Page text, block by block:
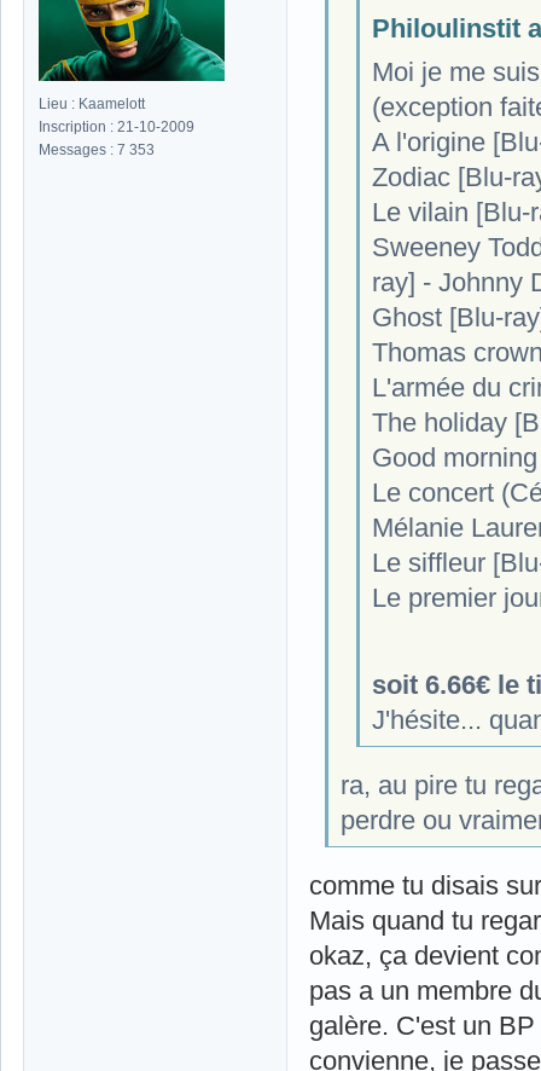
Lieu : Kaamelott
Inscription : 21-10-2009
Messages : 7 353
Philoulinstit
Moi je me
(exception
A l'origine
Zodiac [Blu-
Le vilain [Blu-
Sweeney
ray] - Johnny
Ghost [Blu-
Thomas
L'armée du
The holiday
Good
Le concert
Mélanie
Le siffleur
Le premier
soit 6.66€ le
J'hésite...
ra, au pire tu
perdre ou
comme tu disais
Mais quand tu
okaz, ça devient
pas a un membre
galère. C'est un
convienne, je